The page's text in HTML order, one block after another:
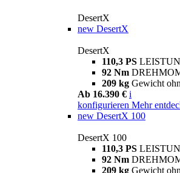
DesertX
new DesertX
DesertX
110,3 PS
92 Nm
209 kg Gewicht
Ab 16.390 € i
konfigurieren Mehr
new DesertX 100
DesertX 100
110,3 PS
92 Nm
209 kg Gewicht